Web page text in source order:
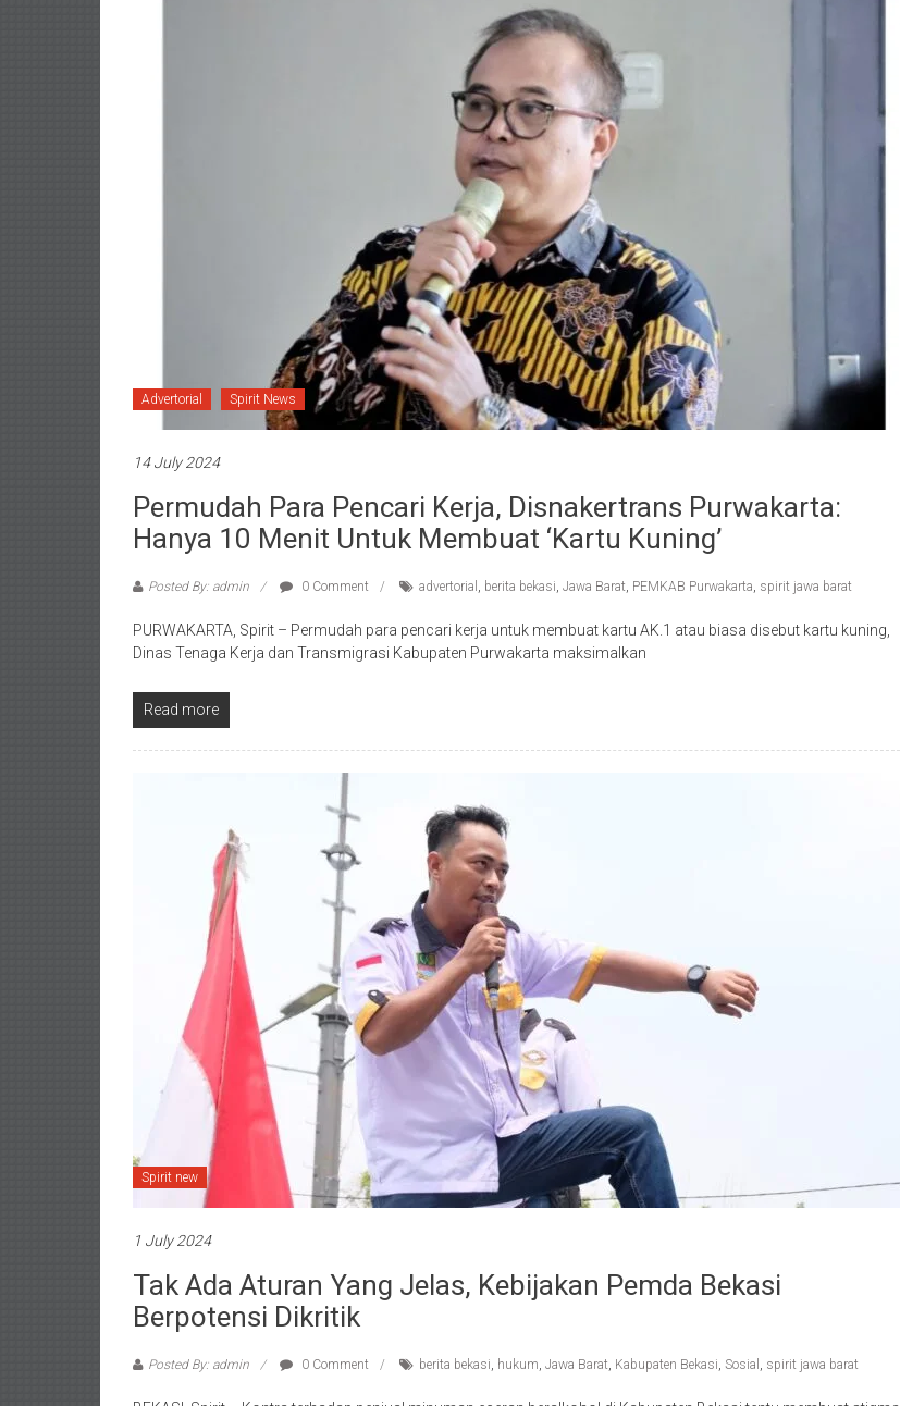
Advertorial Spirit News
14 July 2024
Permudah Para Pencari Kerja, Disnakertrans Purwakarta:
Hanya 10 Menit Untuk Membuat ‘Kartu Kuning’
Posted By: admin 0 Comment advertorial , berita bekasi, Jawa Barat, PEMKAB Purwakarta, spirit jawa barat
PURWAKARTA, Spirit – Permudah para pencari kerja untuk membuat kartu AK.1 atau biasa disebut kartu kuning,
Dinas Tenaga Kerja dan Transmigrasi Kabupaten Purwakarta maksimalkan
Read more
Spirit new
1 July 2024
Tak Ada Aturan Yang Jelas, Kebijakan Pemda Bekasi
Berpotensi Dikritik
Posted By: admin 0 Comment berita bekasi, hukum, Jawa Barat, Kabupaten Bekasi, Sosial , spirit jawa barat